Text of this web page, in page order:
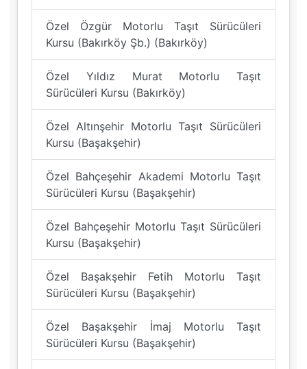
Özel Özgür Motorlu Taşıt Sürücüleri
Kursu (Bakırköy Şb.) (Bakırköy)
Özel Yıldız Murat Motorlu Taşıt
Sürücüleri Kursu (Bakırköy)
Özel Altınşehir Motorlu Taşıt Sürücüleri
Kursu (Başakşehir)
Özel Bahçeşehir Akademi Motorlu Taşıt
Sürücüleri Kursu (Başakşehir)
Özel Bahçeşehir Motorlu Taşıt Sürücüleri
Kursu (Başakşehir)
Özel Başakşehir Fetih Motorlu Taşıt
Sürücüleri Kursu (Başakşehir)
Özel Başakşehir İmaj Motorlu Taşıt
Sürücüleri Kursu (Başakşehir)